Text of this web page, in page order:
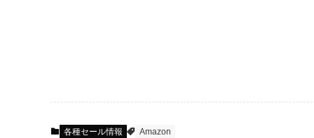
各種セール情報 Amazon